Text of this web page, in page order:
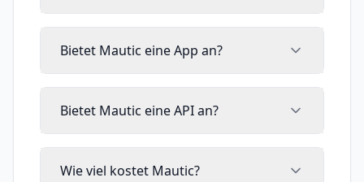
Bietet Mautic eine App an?
Bietet Mautic eine API an?
Wie viel kostet Mautic?